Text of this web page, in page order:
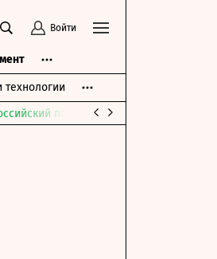
Войти
парламент